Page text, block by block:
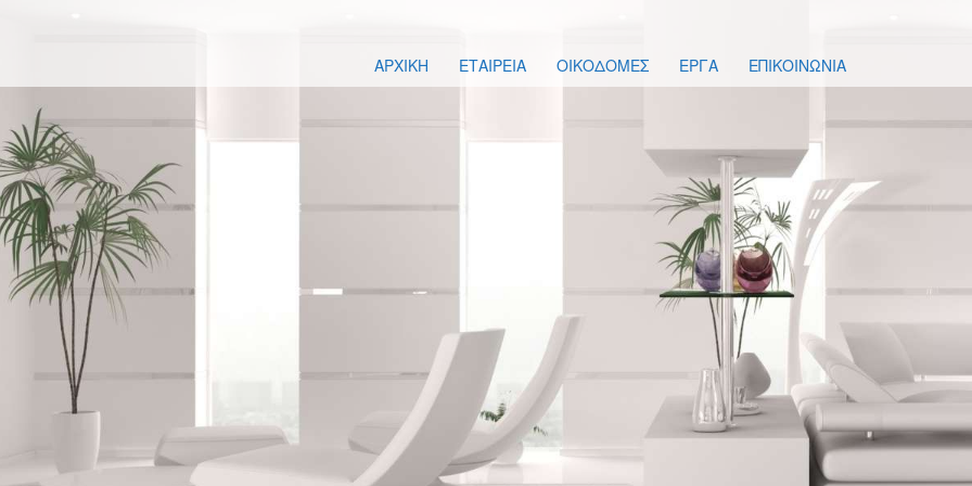
ΑΡΧΙΚΗ ΕΤΑΙΡΕΙΑ ΟΙΚΟΔΟΜΕΣ ΕΡΓΑ ΕΠΙΚΟΙΝΩΝΙΑ